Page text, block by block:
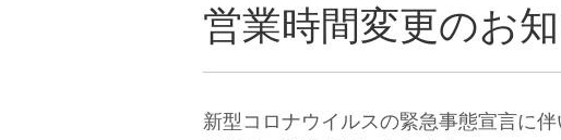
営業時間変更のお
新型コロナウイルスの緊急事態宣言に